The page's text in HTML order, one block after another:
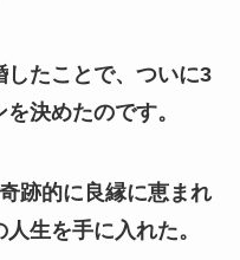
たことで、ついに3
決めたのです。
跡的に良縁に恵まれ
生を手に入れた。